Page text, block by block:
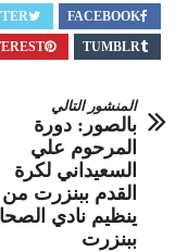
FACEBOOK
TUMBLR
المنشور التالي
بالصور: دورة
المرحوم علي
السعيداني لكرة
القدم ببنزرت من
ينظيم نادي
ببنزرت